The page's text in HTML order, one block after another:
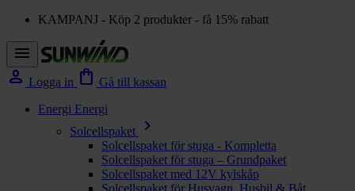
KAMPANJ - Köp 2 produkter - få 15% rabatt
menu
person Logga in shopping_bag Gå till kassan
Energi Energi
Solcellspaket
chevron_right
Solcellspaket för stuga - Kompletta
Solcellspaket för stuga – Grundpaket
Solcellspaket med 12V kylskåp
Solcellspaket för Husvagn, Husbil & Båt